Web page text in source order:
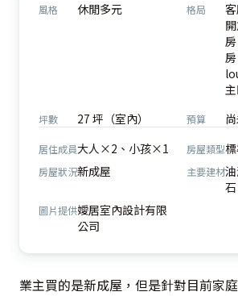
風格 休閒多元 格局
坪數 27 坪（室內） 預算
居住成員大人×2、小孩×1 房屋類型
房屋狀況新成屋 主要建材
圖片提供嬡居室內設計有限
公司
業主買的是新成屋，但是針對目前家